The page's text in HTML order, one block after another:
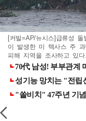
[커빌=AP/뉴시스]급류성
이 발생한 미 텍사스 주 과
피해 지역을 조사하고 있